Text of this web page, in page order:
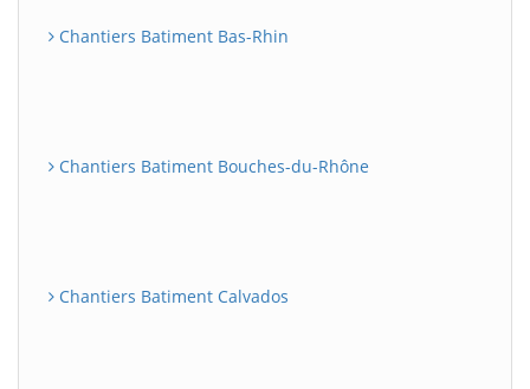
Chantiers Batiment Bas-Rhin
Chantiers Batiment Bouches-du-Rhône
Chantiers Batiment Calvados